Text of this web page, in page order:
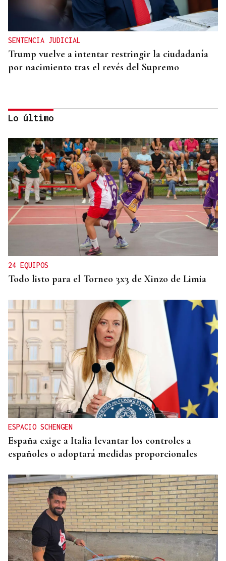
SENTENCIA JUDICIAL
Trump vuelve a intentar restringir la ciudadanía
por nacimiento tras el revés del Supremo
RELACIONES DIPLOMÁTICAS
Chile y Venezuela retoman sus relaciones
consulares tras dos años de ruptura
Lo último
24 EQUIPOS
Todo listo para el Torneo 3x3 de Xinzo de Limia
ESPACIO SCHENGEN
España exige a Italia levantar los controles a
españoles o adoptará medidas proporcionales